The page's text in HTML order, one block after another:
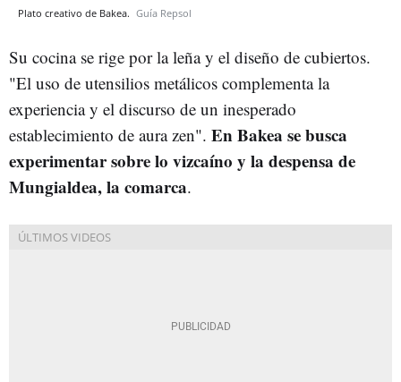
Plato creativo de Bakea. Guía Repsol
Su cocina se rige por la leña y el diseño de cubiertos.
"El uso de utensilios metálicos complementa la
experiencia y el discurso de un inesperado
establecimiento de aura zen". En Bakea se busca
experimentar sobre lo vizcaíno y la despensa de
Mungialdea, la comarca.